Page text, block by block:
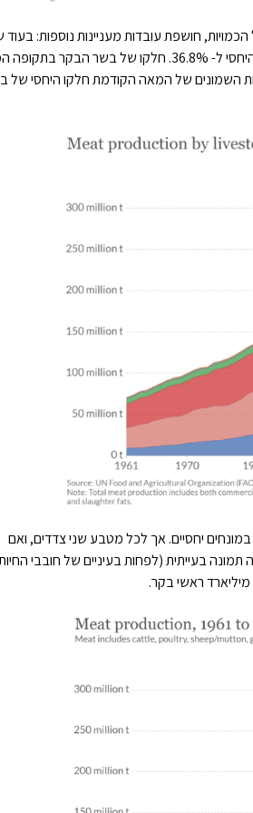
חושפת עובדות מעניינות נוספות:
1961 היווה בשר העוף רק 12.7% מסך ייצור הבשר העולמי, הרי שבשנת 2018 עלה חלקו היחסי ל- 36.8%. חלקו
היא שהחל משנות השמונים של המאה הקודמת חלקו היחסי
במונחים יחסיים. אך לכל מטבע שני צדדים, ואם
בעייתית (לפחות בעיניים של חובבי החיות